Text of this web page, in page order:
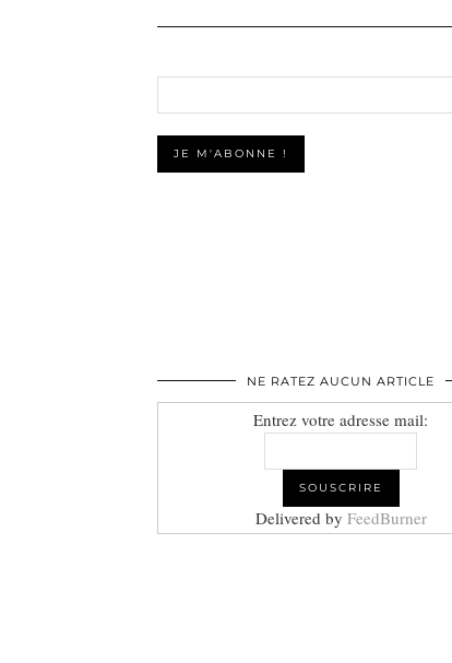
NE RATEZ AUCUN ARTICLE
Entrez votre adresse mail:
Delivered by FeedBurner